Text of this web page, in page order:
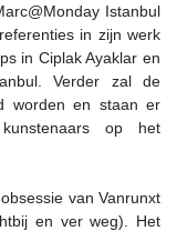
Istanbul
in zijn werk
in Ciplak Ayaklar en
Verder zal de
worden en staan er
op het
van Vanrunxt
en ver weg). Het